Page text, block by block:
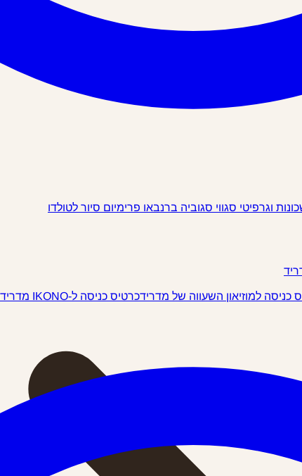
וגרפיטי סגווי סגוביה ברנבאו פרימיום סיור לטולדו
כניסה למוזיאון השעווה של מדרידכרטיס כניסה ל-IKONO מדריד